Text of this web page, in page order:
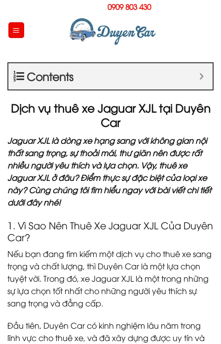
content
0909 803 430
Contents
Dịch vụ thuê xe Jaguar XJL tại Duyên
Car
Jaguar XJL là dòng xe hạng sang với không gian nội
thất sang trọng, sự thoải mái, thư giãn nên được rất
nhiều người yêu thích và lựa chọn. Vậy, thuê xe
Jaguar XJL ở đâu? Điểm thực sự đặc biệt của loại xe
này? Cùng chúng tôi tìm hiểu ngay với bài viết chi tiết
dưới đây nhé!
1. Vì Sao Nên Thuê Xe Jaguar XJL Của Duyên
Car?
Nếu bạn đang tìm kiếm một dịch vụ cho thuê xe sang
trọng và chất lượng, thì Duyên Car là một lựa chọn
tuyệt vời. Trong đó, xe Jaguar XJL là một trong những
sự lựa chọn tốt nhất cho những người yêu thích sự
sang trọng và đẳng cấp.
Đầu tiên, Duyên Car có kinh nghiệm lâu năm trong
lĩnh vực cho thuê xe, và đã xây dựng được uy tín và